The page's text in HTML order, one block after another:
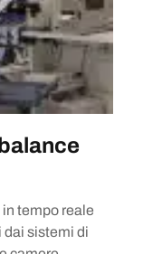
tempo reale
dai sistemi di